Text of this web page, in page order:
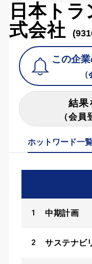
日本ト
式会社
この企
結果
（会員
ホットワード一
1 中期計画
2 サステナビ